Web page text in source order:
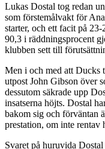
Lukas Dostal tog redan
som förstemålvakt för
starter, och ett facit på
90,3 i räddningsprocent
klubben sett till
Men i och med att Ducks
utpost John Gibson över
dessutom säkrade upp
insatserna höjts. Dostal
bakom sig och förväntan
prestation, om inte rentav
Svaret på huruvida